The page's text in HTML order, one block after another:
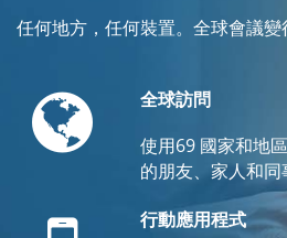
任何地方，任何裝置。全球會議變
Globe全球訪問
使用69 國家和地
的朋友、家人和
Mobile
行動應用程式